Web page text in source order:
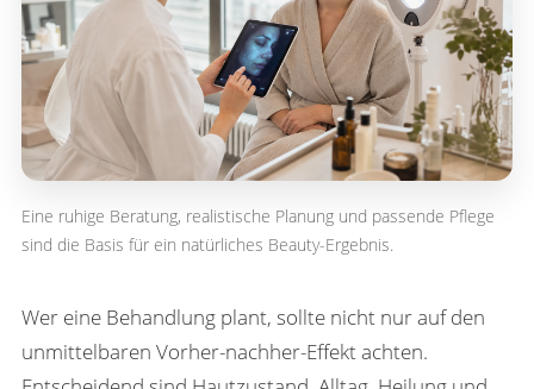
Eine ruhige Beratung, realistische Planung und passende Pflege
sind die Basis für ein natürliches Beauty-Ergebnis.
Wer eine Behandlung plant, sollte nicht nur auf den
unmittelbaren Vorher-nachher-Effekt achten.